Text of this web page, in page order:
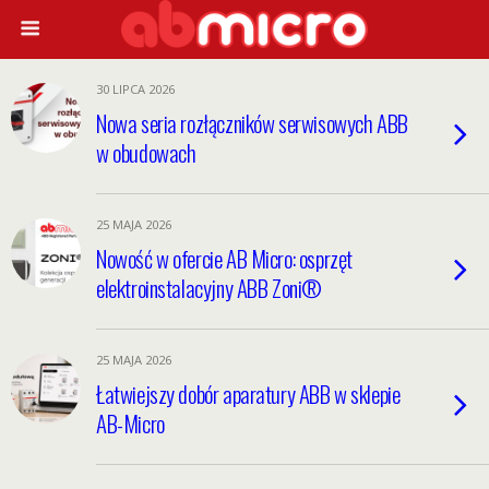
30 LIPCA 2026
Nowa seria rozłączników serwisowych ABB
w obudowach
25 MAJA 2026
Nowość w ofercie AB Micro: osprzęt
elektroinstalacyjny ABB Zoni®
25 MAJA 2026
Łatwiejszy dobór aparatury ABB w sklepie
AB-Micro